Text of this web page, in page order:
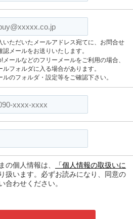
ただいたメールアドレス宛てに、お問合せ
認メールをお送りいたします。
ールなどのフリーメールをご利用の場合、
ルフォルダに入る場合があります。
ルのフォルダ・設定等をご確認下さい。
個人情報は、
「個人情報の取扱いに
扱います。必ずお読みになり、同意の
合わせください。